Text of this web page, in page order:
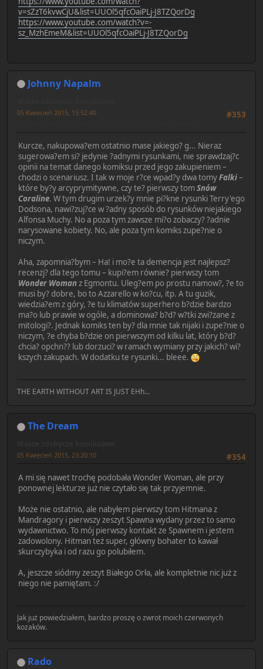
v=sZzT6kvwCjU&list=UUOl5qfcOaiPLj-J8TZQorDg
https://www.youtube.com/watch?v=-
sz_MzhEmeM&list=UUOl5qfcOaiPLj-J8TZQorDg
Johnny Napalm
#353
05 Kwiecień 2015, 15:52:40
Kurcze, nakupowa?em ostatnio mase jakiego? g... Nieraz
sugerowa?em si? jedynie ?adnymi rysunkami, nie sprawdzaj?c
opinii na temat danego komiksu przed jego zakupieniem –
chodzi o scenariusz. I tak w moje r?ce wpad?y dwa tomyFalki–
które by?y arcyprymitywne, czy te? pierwszy tomSnów
Coraline. W tym drugim urzek?y mnie pi?kne rysunki Terry'ego
Dodsona, nawi?zuj?ce w ?adny sposób do rysunków niejakiego
Alfonsa Muchy. No a poza tym zawsze mi?o zobaczy? ?adnie
narysowane kobiety. No, ale poza tym komiks zupe?nie o
niczym.
Aha, zapomnia?bym – Ha! i mo?e ta demencja jest najlepsz?
recenzj? dla tego tomu – kupi?em równie? pierwszy tom
Wonder Womanz Egmontu. Uleg?em po prostu namow?, ?e to
musi by? dobre, bo to Azzarello w ko?cu, itp. A tu guzik,
wiedzia?em z góry, ?e tu klimatów superhero b?dzie bardzo
ma?o lub prawie w ogóle, a dominowa? b?d? w?tki zwi?zane z
mitologi?. Jednak komiks ten by? dla mnie tak nijaki i zupe?nie o
niczym, ?e chyba b?dzie on pierwszym od kilku lat, który b?d?
chcia? opchn?? lub dorzuci? w ramach wymiany przy jakich? wi?
kszych zakupach. W dodatku te rysunki... bleee.
THE EARTH WITHOUT ART IS JUST EHh...
The Dream
#354
05 Kwiecień 2015, 23:20:10
A mi się nawet trochę podobała Wonder Woman, ale przy
ponownej lekturze już nie czytało się tak przyjemnie.
Może nie ostatnio, ale nabyłem pierwszy tom Hitmana z
Mandragory i pierwszy zeszyt Spawna wydany przez to samo
wydawnictwo. To mój pierwszy kontakt ze Spawnem i jestem
zadowolony. Hitman też super, główny bohater to kawał
skurczybyka i od razu go polubiłem.
A, jeszcze siódmy zeszyt Białego Orła, ale kompletnie nic już z
niego nie pamiętam. :/
Jak już powiedziałem, bardzo proszę o zwrot moich czerwonych
kozaków.
Rado